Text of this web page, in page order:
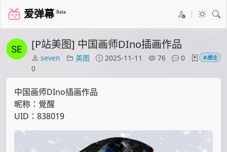
爱弹幕 Beta
[P站美图] 中国画师DIno插画作品
seven 美图 2025-11-11 76
0
0
#楼主
中国画师DIno插画作品
昵称：覺醒
UID：838019